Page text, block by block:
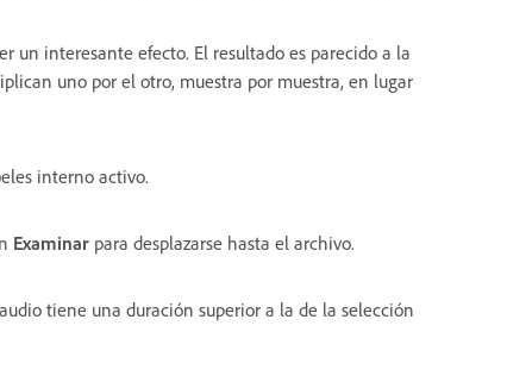
un interesante efecto. El resultado es parecido a la
uno por el otro, muestra por muestra, en lugar
interno activo.
Examinar para desplazarse hasta el archivo.
tiene una duración superior a la de la selección